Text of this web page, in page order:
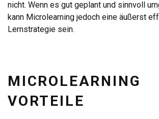
nicht. Wenn es gut geplant und sinnvoll
kann Microlearning jedoch eine äußerst
Lernstrategie sein.
MICROLEARNING
VORTEILE